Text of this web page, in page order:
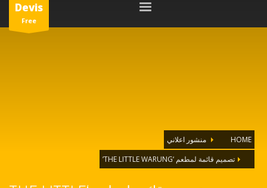
Devis
Free
HOME
منشور اعلاني
تصميم قائمة لمطعم ‘THE LITTLE WARUNG’